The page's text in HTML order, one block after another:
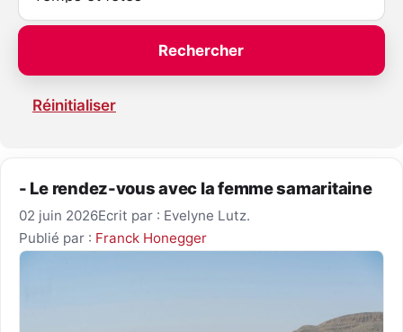
Réinitialiser
- Le rendez-vous avec la femme samaritaine
02 juin 2026Ecrit par : Evelyne Lutz.
Publié par : Franck Honegger